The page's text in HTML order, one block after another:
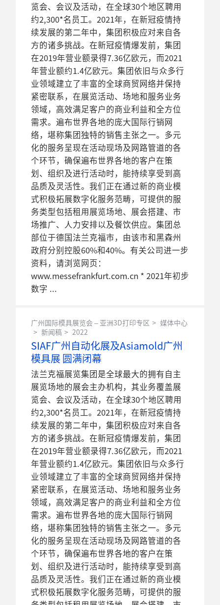
览会、会议及活动，在全球30个地区聘用
约2,300*名员工。2021年，在新冠疫情持
续发展的第二年中，集团积极应对来自各
方的诸多挑战。在新冠疫情爆发前，集团
在2019年营业额录得7.36亿欧元，而2021
年营业额约1.4亿欧元。集团依旧与众多行
业领域建立了丰富的全球商贸网络并保持
紧密联系，在展览活动、场地和服务业务
领域，高效满足客户的商业利益和全方位
需求。遍布世界各地的庞大国际行销网
络，堪称集团独特的销售主张之一。多元
化的服务呈现在活动现场及网路管道的各
个环节，确保遍布世界各地的客户在策
划、组织及进行活动时，能持续享受到高
品质及灵活性。我们正在通过新的商业模
式积极拓展数字化服务范畴，可提供的服
务类型包括租用展览场地、展会搭建、市
场推广、人力安排以及餐饮供应。集团总
部位于德国法兰克福市，由该市和黑森州
政府分别控股60%和40%。有关公司进一步
资料，请浏览网页：
www.messefrankfurt.com.cn * 2021年初步
数字
广州国际模具展览会 – 亚洲3D打印专区
媒体中心
新闻稿
2022
SIAF广州自动化展及Asiamold广州
模具展 圆满闭幕
法兰克福展览集团是全球最大的拥有自主
展览场地的展会主办机构，其业务覆盖展
览会、会议及活动，在全球30个地区聘用
约2,300*名员工。2021年，在新冠疫情持
续发展的第二年中，集团积极应对来自各
方的诸多挑战。在新冠疫情爆发前，集团
在2019年营业额录得7.36亿欧元，而2021
年营业额约1.4亿欧元。集团依旧与众多行
业领域建立了丰富的全球商贸网络并保持
紧密联系，在展览活动、场地和服务业务
领域，高效满足客户的商业利益和全方位
需求。遍布世界各地的庞大国际行销网
络，堪称集团独特的销售主张之一。多元
化的服务呈现在活动现场及网路管道的各
个环节，确保遍布世界各地的客户在策
划、组织及进行活动时，能持续享受到高
品质及灵活性。我们正在通过新的商业模
式积极拓展数字化服务范畴，可提供的服